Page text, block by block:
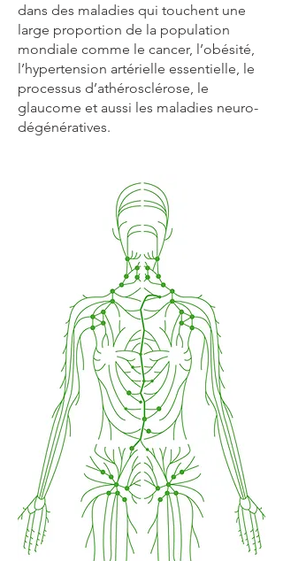
dans des maladies qui touchent une
large proportion de la population
mondiale comme le cancer, l’obésité,
l’hypertension artérielle essentielle, le
processus d’athérosclérose, le
glaucome et aussi les maladies neuro-
dégénératives.